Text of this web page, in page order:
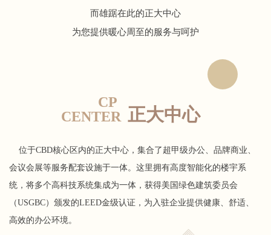
而雄踞在此的正大中心
为您提供暖心周至的服务与呵护
CP
CENTER 正大中心
位于CBD核心区内的正大中心，集合了超甲级办公、品牌商业、
会议会展等服务配套设施于一体。这里拥有高度智能化的楼宇系
统，将多个高科技系统集成为一体，获得美国绿色建筑委员会
（USGBC）颁发的LEED金级认证，为入驻企业提供健康、舒适、
高效的办公环境。